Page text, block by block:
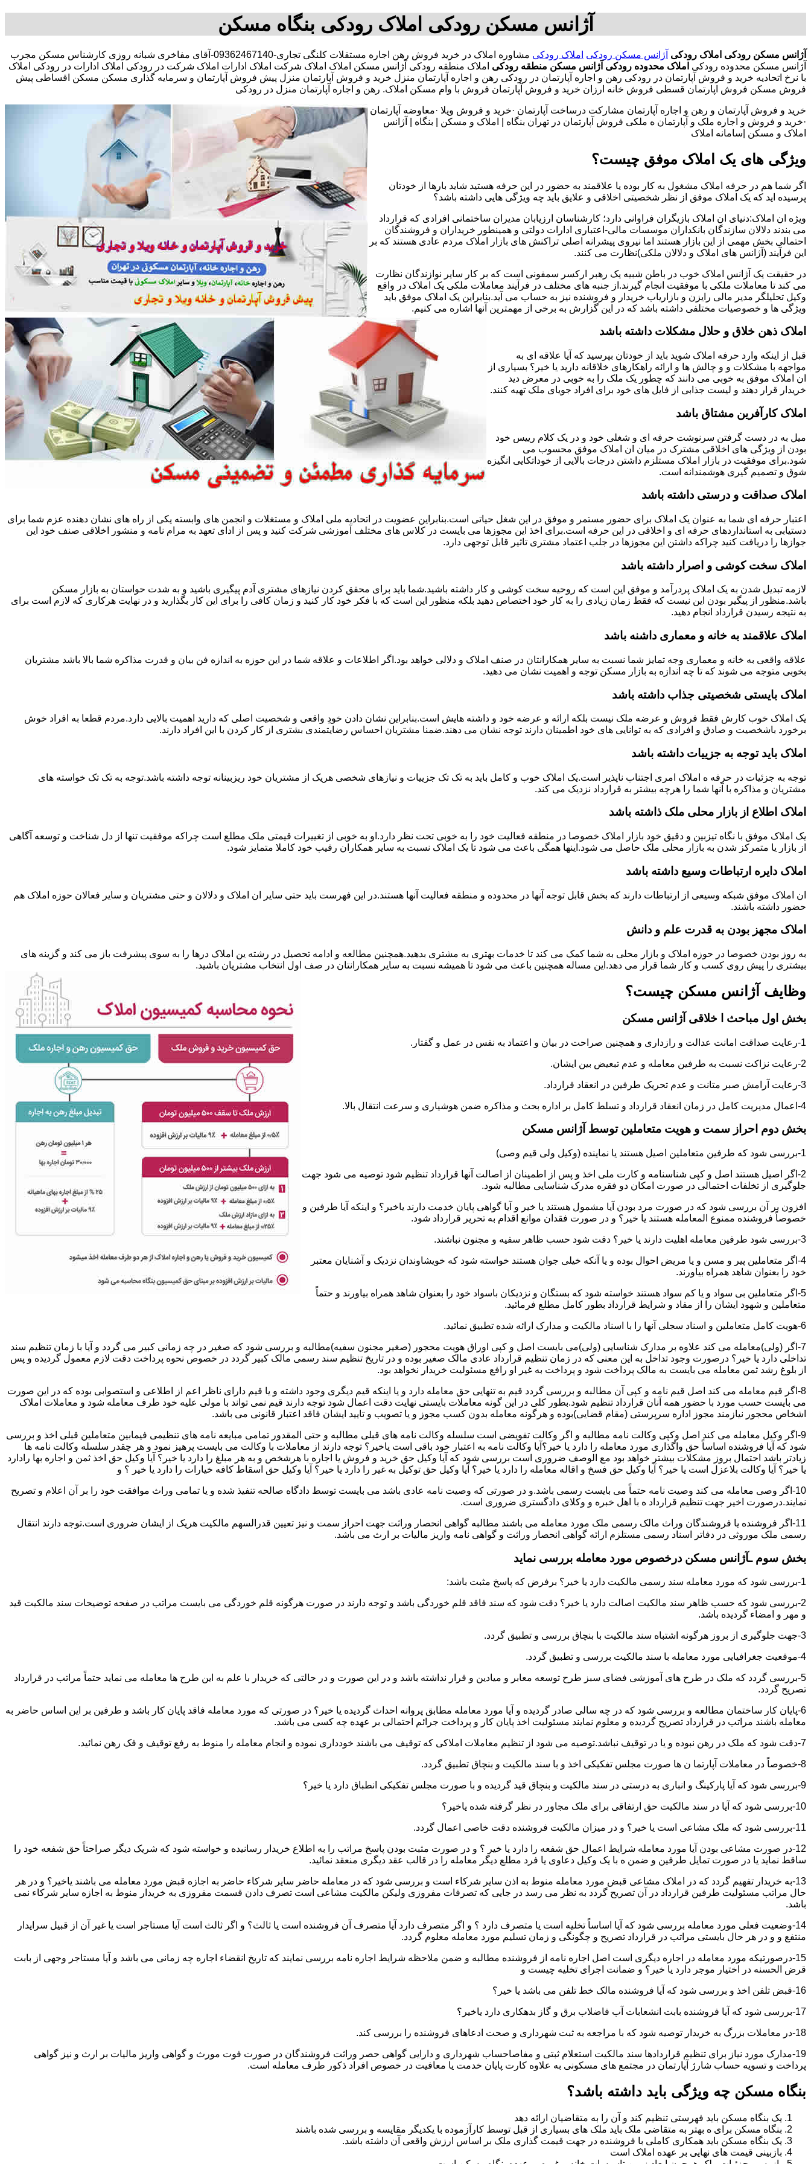
آژانس مسکن رودکی املاک رودکی بنگاه مسکن
آژانس مسکن رودکی املاک رودکی آژانس مسکن رودکی املاک رودکی
مشاوره املاک در خرید فروش رهن اجاره مستقلات کلنگی تجاری-09362467140-آقای مفاخری شبانه روزی کارشناس مسکن مجرب
آژانس مسکن محدوده رودکی املاک محدوده رودکی آژانس مسکن منطقه رودکی املاک منطقه رودکی آژانس مسکن املاک املاک شرکت املاک ادارات املاک شرکت در رودکی املاک ادارات در رودکی املاک
با نرخ اتحادیه خرید و فروش آپارتمان در رودکی رهن و اجاره آپارتمان در رودکی رهن و اجاره آپارتمان منزل خرید و فروش آپارتمان منزل پیش فروش آپارتمان و سرمایه گذاری مسکن مسکن اقساطی پیش
فروش مسکن فروش اپارتمان قسطی فروش خانه ارزان خرید و فروش آپارتمان فروش با وام مسکن املاک. رهن و اجاره آپارتمان منزل در رودکی
خرید و فروش آپارتمان و رهن و اجاره آپارتمان مشارکت درساخت آپارتمان ·خرید و فروش ویلا ·معاوضه آپارتمان
·خرید و فروش و اجاره ملک و آپارتمان ه ملکی فروش آپارتمان در تهران بنگاه | املاک و مسکن | بنگاه | آژانس
املاک و مسکن |سامانه املاک
ویژگی های یک املاک موفق چیست؟
اگر شما هم در حرفه املاک مشغول به کار بوده یا علاقمند به حضور در این حرفه هستید شاید بارها از خودتان
پرسیده اید که یک املاک موفق از نظر شخصیتی اخلاقی و علایق باید چه ویژگی هایی داشته باشد؟
ویژه ان املاک:دنیای ان املاک بازیگران فراوانی دارد؛ کارشناسان ارزیابان مدیران ساختمانی افرادی که قرارداد
می بندند دلالان سازندگان بانکداران موسسات مالی-اعتباری ادارات دولتی و همینطور خریداران و فروشندگان
احتمالی بخش مهمی از این بازار هستند اما نیروی پیشرانه اصلی تراکنش های بازار املاک مردم عادی هستند که بر
این فرآیند (آژانس های املاک و دلالان ملکی)نظارت می کنند.
در حقیقت یک آژانس املاک خوب در باطن شبیه یک رهبر ارکسر سمفونی است که بر کار سایر نوازندگان نظارت
می کند تا معاملات ملکی با موفقیت انجام گیرند.از جنبه های مختلف در فرآیند معاملات ملکی یک املاک در واقع
وکیل تحلیلگر مدیر مالی رایزن و بازاریاب خریدار و فروشنده نیز به حساب می آید.بنابراین یک املاک موفق باید
ویژگی ها و خصوصیات مختلفی داشته باشد که در این گزارش به برخی از مهمترین آنها اشاره می کنیم.
املاک ذهن خلاق و حلال مشکلات داشته باشد
قبل از اینکه وارد حرفه املاک شوید باید از خودتان بپرسید که آیا علاقه ای به
مواجهه با مشکلات و و چالش ها و ارائه راهکارهای خلاقانه دارید یا خیر؟ بسیاری از
ان املاک موفق به خوبی می دانند که چطور یک ملک را به خوبی در معرض دید
خریدار قرار دهند و لیست جذابی از فایل های خود برای افراد جویای ملک تهیه کنند.
املاک کارآفرین مشتاق باشد
میل به در دست گرفتن سرنوشت حرفه ای و شغلی خود و در یک کلام رییس خود
بودن از ویژگی های اخلاقی مشترک در میان ان املاک موفق محسوب می
شود.برای موفقیت در بازار املاک مستلزم داشتن درجات بالایی از خوداتکایی انگیزه
شوق و تصمیم گیری هوشمندانه است.
املاک صداقت و درستی داشته باشد
اعتبار حرفه ای شما به عنوان یک املاک برای حضور مستمر و موفق در این شغل حیاتی است.بنابراین عضویت در اتحادیه ملی املاک و مستغلات و انجمن های وابسته یکی از راه های نشان دهنده عزم شما برای
دستیابی به استانداردهای حرفه ای و اخلاقی در این حرفه است.برای اخذ این مجوزها می بایست در کلاس های مختلف آموزشی شرکت کنید و پس از ادای تعهد به مرام نامه و منشور اخلاقی صنف خود این
جوازها را دریافت کنید چراکه داشتن این مجوزها در جلب اعتماد مشتری تاثیر قابل توجهی دارد.
املاک سخت کوشی و اصرار داشته باشد
لازمه تبدیل شدن به یک املاک پردرآمد و موفق این است که روحیه سخت کوشی و کار داشته باشید.شما باید برای محقق کردن نیازهای مشتری آدم پیگیری باشید و به شدت حواستان به بازار مسکن
باشد.منظور از پیگیر بودن این نیست که فقط زمان زیادی را به کار خود اختصاص دهید بلکه منظور این است که با فکر خود کار کنید و زمان کافی را برای این کار بگذارید و در نهایت هرکاری که لازم است برای
به نتیجه رسیدن قرارداد انجام دهید.
املاک علاقمند به خانه و معماری داشنه باشد
علاقه واقعی به خانه و معماری وجه تمایز شما نسبت به سایر همکارانتان در صنف املاک و دلالی خواهد بود.اگر اطلاعات و علاقه شما در این حوزه به اندازه فن بیان و قدرت مذاکره شما بالا باشد مشتریان
بخوبی متوجه می شوند که تا چه اندازه به بازار مسکن توجه و اهمیت نشان می دهید.
املاک بایستی شخصیتی جذاب داشته باشد
یک املاک خوب کارش فقط فروش و عرضه ملک نیست بلکه ارائه و عرضه خود و داشته هایش است.بنابراین نشان دادن خودِ واقعی و شخصیت اصلی که دارید اهمیت بالایی دارد.مردم قطعا به افراد خوش
برخورد باشخصیت و صادق و افرادی که به توانایی های خود اطمینان دارند توجه نشان می دهند.ضمنا مشتریان احساس رضایتمندی بشتری از کار کردن با این افراد دارند.
املاک باید توجه به جزییات داشته باشد
توجه به جزئیات در حرفه ه املاک امری اجتناب ناپذیر است.یک املاک خوب و کامل باید به تک تک جزییات و نیازهای شخصی هریک از مشتریان خود ریزبینانه توجه داشته باشد.توجه به تک تک خواسته های
مشتریان و مذاکره با آنها شما را هرچه بیشتر به قرارداد نزدیک می کند.
املاک اطلاع از بازار محلی ملک ذاشته باشد
یک املاک موفق با نگاه تیزبین و دقیق خود بازار املاک خصوصا در منطقه فعالیت خود را به خوبی تحت نظر دارد.او به خوبی از تغییرات قیمتی ملک مطلع است چراکه موفقیت تنها از دل شناخت و توسعه آگاهی
از بازار یا متمرکز شدن به بازار محلی ملک حاصل می شود.اینها همگی باعث می شود تا یک املاک نسبت به سایر همکاران رقیب خود کاملا متمایز شود.
املاک دایره ارتباطات وسیع داشته باشد
ان املاک موفق شبکه وسیعی از ارتباطات دارند که بخش قابل توجه آنها در محدوده و منطقه فعالیت آنها هستند.در این فهرست باید حتی سایر ان املاک و دلالان و حتی مشتریان و سایر فعالان حوزه املاک هم
حضور داشته باشند.
املاک مجهز بودن به قدرت علم و دانش
به روز بودن خصوصا در حوزه املاک و بازار محلی به شما کمک می کند تا خدمات بهتری به مشتری بدهید.همچنین مطالعه و ادامه تحصیل در رشته ین املاک درها را به سوی پیشرفت باز می کند و گزینه های
بیشتری را پیش روی کسب و کار شما قرار می دهد.این مساله همچنین باعث می شود تا همیشه نسبت به سایر همکارانتان در صف اول انتخاب مشتریان باشید.
وظایف آژانس مسکن چیست؟
بخش اول مباحث ا خلاقی آژانس مسکن
1-رعایت صداقت امانت عدالت و رازداری و همچنین صراحت در بیان و اعتماد به نفس در عمل و گفتار.
2-رعایت نزاکت نسبت به طرفین معامله و عدم تبعیض بین ایشان.
3-رعایت آرامش صبر متانت و عدم تحریک طرفین در انعقاد قرارداد.
4-اعمال مدیریت کامل در زمان انعقاد قرارداد و تسلط کامل بر اداره بحث و مذاکره ضمن هوشیاری و سرعت انتقال بالا.
بخش دوم احراز سمت و هویت متعاملین توسط آژانس مسکن
1-بررسی شود که طرفین متعاملین اصیل هستند یا نماینده (وکیل ولی قیم وصی)
2-اگر اصیل هستند اصل و کپی شناسنامه و کارت ملی اخذ و پس از اطمینان از اصالت آنها قرارداد تنظیم شود توصیه می شود جهت
جلوگیری از تخلفات احتمالی در صورت امکان دو فقره مدرک شناسایی مطالبه شود.
افزون بر آن بررسی شود که در صورت مرد بودن آیا مشمول هستند یا خیر و آیا گواهی پایان خدمت دارند یاخیر؟ و اینکه آیا طرفین و
خصوصاً فروشنده ممنوع المعامله هستند یا خیر؟ و در صورت فقدان موانع اقدام به تحریر قرارداد شود.
3-بررسی شود طرفین معامله اهلیت دارند یا خیر؟ دقت شود حسب ظاهر سفیه و مجنون نباشند.
4-اگر متعاملین پیر و مسن و یا مریض احوال بوده و یا آنکه خیلی جوان هستند خواسته شود که خویشاوندان نزدیک و آشنایان معتبر
خود را بعنوان شاهد همراه بیاورند.
5-اگر متعاملین بی سواد و یا کم سواد هستند خواسته شود که بستگان و نزدیکان باسواد خود را بعنوان شاهد همراه بیاورند و حتماً
متعاملین و شهود ایشان را از مفاد و شرایط قرارداد بطور کامل مطلع فرمائید.
6-هویت کامل متعاملین و اسناد سجلی آنها را با اسناد مالکیت و مدارک ارائه شده تطبیق نمائید.
7-اگر (ولی)معامله می کند علاوه بر مدارک شناسایی (ولی)می بایست اصل و کپی اوراق هویت محجور (صغیر مجنون سفیه)مطالبه و بررسی شود که صغیر در چه زمانی کبیر می گردد و آیا با زمان تنظیم سند
تداخلی دارد یا خیر؟ درصورت وجود تداخل به این معنی که در زمان تنظیم قرارداد عادی مالک صغیر بوده و در تاریخ تنظیم سند رسمی مالک کبیر گردد در خصوص نحوه پرداخت دقت لازم معمول گردیده و پس
از بلوغ رشد ثمن معامله می بایست به مالک پرداخت شود و پرداخت به غیر او رافع مسئولیت خریدار نخواهد بود.
8-اگر قیم معامله می کند اصل قیم نامه و کپی آن مطالبه و بررسی گردد قیم به تنهایی حق معامله دارد و یا اینکه قیم دیگری وجود داشته و یا قیم دارای ناظر اعم از اطلاعی و استصوابی بوده که در این صورت
می بایست حسب مورد با حضور همه آنان قرارداد تنظیم شود.بطور کلی در این گونه معاملات بایستی نهایت دقت اعمال شود توجه دارند قیم نمی تواند با مولی علیه خود طرف معامله شود و معاملات املاک
اشخاص محجور نیازمند مجوز اداره سرپرستی (مقام قضایی)بوده و هرگونه معامله بدون کسب مجوز و یا تصویب و تایید ایشان فاقد اعتبار قانونی می باشد.
9-اگر وکیل معامله می کند اصل وکپی وکالت نامه مطالبه و اگر وکالت تفویضی است سلسله وکالت نامه های قبلی مطالبه و حتی المقدور تمامی مبایعه نامه های تنظیمی فیمابین متعاملین قبلی اخذ و بررسی
شود که آیا فروشنده اساساً حق واگذاری مورد معامله را دارد یا خیر؟آیا وکالت نامه به اعتبار خود باقی است یاخیر؟ توجه دارند از معاملات با وکالت می بایست پرهیز نمود و هر چقدر سلسله وکالت نامه ها
زیادتر باشد احتمال بروز مشکلات بیشتر خواهد بود مع الوصف ضروری است بررسی شود که آیا وکیل حق خرید و فروش یا اجاره با هرشخص و به هر مبلغ را دارد یا خیر؟ آیا وکیل حق اخذ ثمن و اجاره بها رادارد
یا خیر؟ آیا وکالت بلاعزل است یا خیر؟ آیا وکیل حق فسخ و اقاله معامله را دارد یا خیر؟ آیا وکیل حق توکیل به غیر را دارد یا خیر؟ آیا وکیل حق اسقاط کافه خیارات را دارد یا خیر ؟ و
10-اگر وصی معامله می کند وصیت نامه حتماً می بایست رسمی باشد.و در صورتی که وصیت نامه عادی باشد می بایست توسط دادگاه صالحه تنفیذ شده و یا تمامی وراث موافقت خود را بر آن اعلام و تصریح
نمایند.درصورت اخیر جهت تنظیم قرارداد ه با اهل خبره و وکلای دادگستری ضروری است.
11-اگر فروشنده یا فروشندگان وراث مالک رسمی ملک مورد معامله می باشند مطالبه گواهی انحصار وراثت جهت احراز سمت و نیز تعیین قدرالسهم مالکیت هریک از ایشان ضروری است.توجه دارند انتقال
رسمی ملک موروثی در دفاتر اسناد رسمی مستلزم ارائه گواهی انحصار وراثت و گواهی نامه واریز مالیات بر ارث می باشد.
بخش سوم ـآژانس مسکن درخصوص مورد معامله بررسی نماید
1-بررسی شود که مورد معامله سند رسمی مالکیت دارد یا خیر؟ برفرض که پاسخ مثبت باشد:
2-بررسی شود که حسب ظاهر سند مالکیت اصالت دارد یا خیر؟ دقت شود که سند فاقد قلم خوردگی باشد و توجه دارند در صورت هرگونه قلم خوردگی می بایست مراتب در صفحه توضیحات سند مالکیت قید
و مهر و امضاء گردیده باشد.
3-جهت جلوگیری از بروز هرگونه اشتباه سند مالکیت با بنچاق بررسی و تطبیق گردد.
4-موقعیت جغرافیایی مورد معامله با سند مالکیت بررسی و تطبیق گردد.
5-بررسی گردد که ملک در طرح های آموزشی فضای سبز طرح توسعه معابر و میادین و قرار نداشته باشد و در این صورت و در حالتی که خریدار با علم به این طرح ها معامله می نماید حتماً مراتب در قرارداد
تصریح گردد.
6-پایان کار ساختمان مطالعه و بررسی شود که در چه سالی صادر گردیده و آیا مورد معامله مطابق پروانه احداث گردیده یا خیر؟ در صورتی که مورد معامله فاقد پایان کار باشد و طرفین بر این اساس حاضر به
معامله باشند مراتب در قرارداد تصریح گردیده و معلوم نمایند مسئولیت اخذ پایان کار و پرداخت جرائم احتمالی بر عهده چه کسی می باشد.
7-دقت شود که ملک در رهن نبوده و یا در توقیف نباشد.توصیه می شود از تنظیم معاملات املاکی که توقیف می باشند خودداری نموده و انجام معامله را منوط به رفع توقیف و فک رهن نمائید.
8-خصوصاً در معاملات آپارتما ن ها صورت مجلس تفکیکی اخذ و با سند مالکیت و بنچاق تطبیق گردد.
9-بررسی شود که آیا پارکینگ و انباری به درستی در سند مالکیت و بنچاق قید گردیده و با صورت مجلس تفکیکی انطباق دارد یا خیر؟
10-بررسی شود که آیا در سند مالکیت حق ارتفاقی برای ملک مجاور در نظر گرفته شده یاخیر؟
11-بررسی شود که ملک مشاعی است یا خیر؟ و در میزان مالکیت فروشنده دقت خاصی اعمال گردد.
12-در صورت مشاعی بودن آیا مورد معامله شرایط اعمال حق شفعه را دارد یا خیر ؟ و در صورت مثبت بودن پاسخ مراتب را به اطلاع خریدار رسانیده و خواسته شود که شریک دیگر صراحتاً حق شفعه خود را
ساقط نماید یا در صورت تمایل طرفین و ضمن ه با یک وکیل دعاوی یا فرد مطلع دیگر معامله را در قالب عقد دیگری منعقد نمائید.
13-به خریدار تفهیم گردد که در املاک مشاعی قبض مورد معامله منوط به اذن سایر شرکاء است و بررسی شود که در معامله حاضر سایر شرکاء حاضر به اجازه قبض مورد معامله می باشند یاخیر؟ و در هر
حال مراتب مسئولیت طرفین قرارداد در آن تصریح گردد به نظر می رسد در جایی که تصرفات مفروزی ولیکن مالکیت مشاعی است تصرف دادن قسمت مفروزی به خریدار منوط به اجازه سایر شرکاء نمی
باشد.
14-وضعیت فعلی مورد معامله بررسی شود که آیا اساساً تخلیه است یا متصرف دارد ؟ و اگر متصرف دارد آیا متصرف آن فروشنده است یا ثالث؟ و اگر ثالث است آیا مستاجر است یا غیر آن از قبیل سرایدار
منتفع و و در هر حال بایستی مراتب در قرارداد تصریح و چگونگی و زمان تسلیم مورد معامله معلوم گردد.
15-درصورتیکه مورد معامله در اجاره دیگری است اصل اجاره نامه از فروشنده مطالبه و ضمن ملاحظه شرایط اجاره نامه بررسی نمایند که تاریخ انقضاء اجاره چه زمانی می باشد و آیا مستاجر وجهی از بابت
قرض الحسنه در اختیار موجر دارد یا خیر؟ و ضمانت اجرای تخلیه چیست و
16-قبض تلفن اخذ و بررسی شود که آیا فروشنده مالک خط تلفن می باشد یا خیر؟
17-بررسی شود که آیا فروشنده بابت انشعابات آب فاضلاب برق و گاز بدهکاری دارد یاخیر؟
18-در معاملات بزرگ به خریدار توصیه شود که با مراجعه به ثبت شهرداری و صحت ادعاهای فروشنده را بررسی کند.
19-مدارک مورد نیاز برای تنظیم قراردادها سند مالکیت استعلام ثبتی و مفاصاحساب شهرداری و دارایی گواهی حصر وراثت فروشندگان در صورت فوت مورث و گواهی واریز مالیات بر ارث و نیز گواهی
پرداخت و تسویه حساب شارژ آپارتمان در مجتمع های مسکونی به علاوه کارت پایان خدمت یا معافیت در خصوص افراد ذکور طرف معامله است.
بنگاه مسکن چه ویژگی باید داشته باشد؟
یک بنگاه مسکن باید فهرستی تنظیم کند و آن را به متقاضیان ارائه دهد
بنگاه مسکن برای ه بهتر به متقاضی ملک باید ملک های بسیاری از قبل توسط کارآزموده با یکدیگر مقایسه و بررسی شده باشند
یک بنگاه مسکن باید همکاری کاملی با فروشنده در جهت قیمت گذاری ملک بر اساس ارزش واقعی آن داشته باشد.
بازبینی قیمت های نهایی بر عهده املاک است